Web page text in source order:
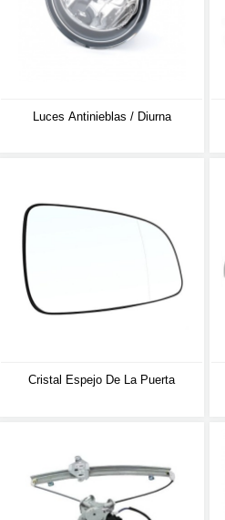
Luces Antinieblas / Diurna
Cristal Espejo De La Puerta